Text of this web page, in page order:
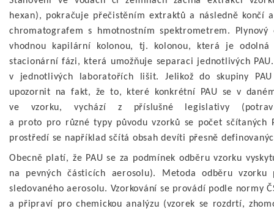
hexan), pokračuje přečistěním extraktů a následně končí
chromatografem s hmotnostním spektrometrem.
vhodnou kapilární kolonou, tj. kolonou, která je
stacionární fázi, která umožňuje separaci jednotlivých
v jednotlivých laboratořích lišit. Jelikož do skupiny
upozornit na fakt, že to, které konkrétní PAU se v
ve vzorku, vychází z příslušné legislativy
a proto pro různé typy původu vzorků se počet sčítaných
prostředí se například sčítá obsah devíti přesně
Obecně platí, že PAU se za podmínek odběru vzorku
na pevných částicích aerosolu). Metoda odběru
sledovaného aerosolu. Vzorkování se provádí podle normy
a připraví pro chemickou analýzu (vzorek se rozdrtí,